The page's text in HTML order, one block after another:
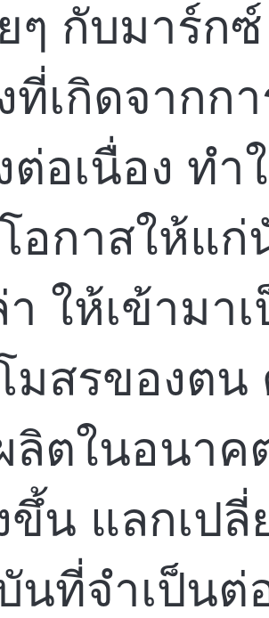
ๆ กับมาร์ก
ที่เกิดจากก
ต่อเนื่อง ท
อกาสให้แ
า ให้เข้ามา
มสรของตน
ลิตในอนาค
ขึ้น แลกเป
นที่จำเป็นต่